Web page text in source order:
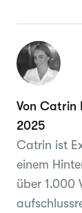
Von Catrin
2025
Catrin ist
einem
über 1.000